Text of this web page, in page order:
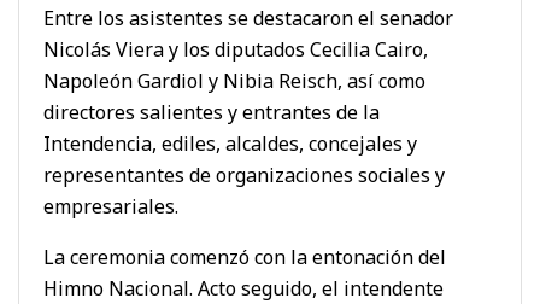
Entre los asistentes se destacaron el senador
Nicolás Viera y los diputados Cecilia Cairo,
Napoleón Gardiol y Nibia Reisch, así como
directores salientes y entrantes de la
Intendencia, ediles, alcaldes, concejales y
representantes de organizaciones sociales y
empresariales.
La ceremonia comenzó con la entonación del
Himno Nacional. Acto seguido, el intendente